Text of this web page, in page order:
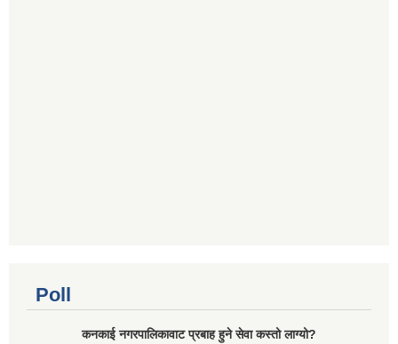
Poll
कनकाई नगरपालिकावाट प्रबाह हुने सेवा कस्तो लाग्यो?